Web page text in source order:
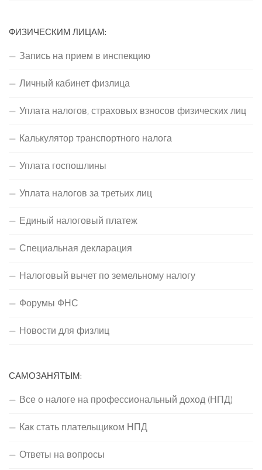
ФИЗИЧЕСКИМ ЛИЦАМ:
Запись на прием в инспекцию
Личный кабинет физлица
Уплата налогов, страховых взносов физических лиц
Калькулятор транспортного налога
Уплата госпошлины
Уплата налогов за третьих лиц
Единый налоговый платеж
Специальная декларация
Налоговый вычет по земельному налогу
Форумы ФНС
Новости для физлиц
САМОЗАНЯТЫМ:
Все о налоге на профессиональный доход (НПД)
Как стать плательщиком НПД
Ответы на вопросы